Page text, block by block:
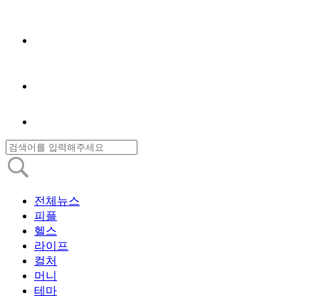
전체뉴스
피플
헬스
라이프
컬처
머니
테마